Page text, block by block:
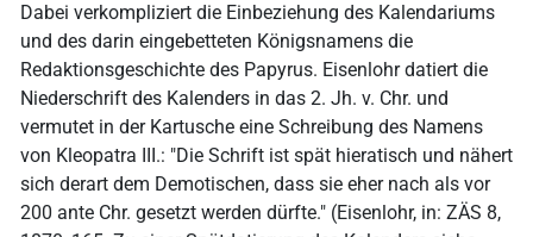
Dabei verkompliziert die Einbeziehung des Kalendariums
und des darin eingebetteten Königsnamens die
Redaktionsgeschichte des Papyrus. Eisenlohr datiert die
Niederschrift des Kalenders in das 2. Jh. v. Chr. und
vermutet in der Kartusche eine Schreibung des Namens
von Kleopatra III.: "Die Schrift ist spät hieratisch und nähert
sich derart dem Demotischen, dass sie eher nach als vor
200 ante Chr. gesetzt werden dürfte." (Eisenlohr, in: ZÄS 8,